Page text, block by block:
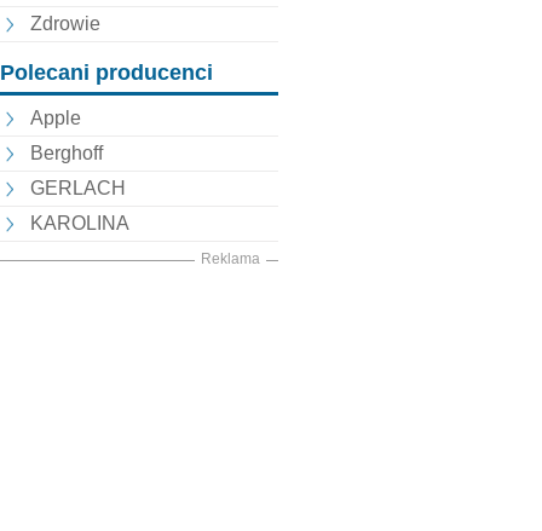
Zdrowie
Polecani producenci
Apple
Berghoff
GERLACH
KAROLINA
Reklama